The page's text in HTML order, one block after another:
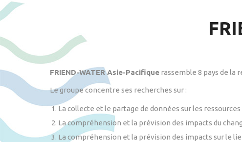
FRIEND-WATER Asie-Pacifique rassemble 8 pays de la
Le groupe concentre ses recherches sur :
La collecte et le partage de données sur les
La compréhension et la prévision des impacts du
La compréhension et la prévision des impacts sur le